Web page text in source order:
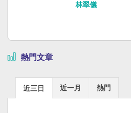
林翠儀
熱門文章
近三日 近一月 熱門